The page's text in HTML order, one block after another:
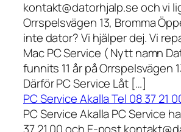
kontakt@datorhjalp.se och vi
Orrspelsvägen 13, Bromma
inte dator? Vi hjälper dej. Vi
Mac PC Service ( Nytt namn
funnits 11 år på Orrspelsvägen
Därför PC Service Låt […]
PC Service Akalla Tel 08 37 21
PC Service Akalla PC Service